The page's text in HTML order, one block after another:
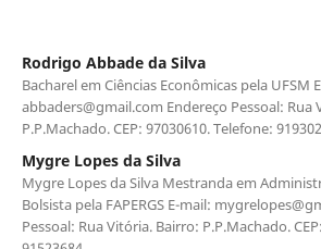
Rodrigo Abbade da Silva
Bacharel em Ciências Econômicas pela UFSM
abbaders@gmail.com Endereço Pessoal: Rua
P.P.Machado. CEP: 97030610. Telefone:
Mygre Lopes da Silva
Mygre Lopes da Silva Mestranda em
Bolsista pela FAPERGS E-mail:
Pessoal: Rua Vitória. Bairro: P.P.Machado.